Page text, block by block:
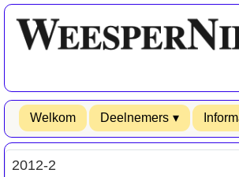
Welkom Deelnemers
2012-2